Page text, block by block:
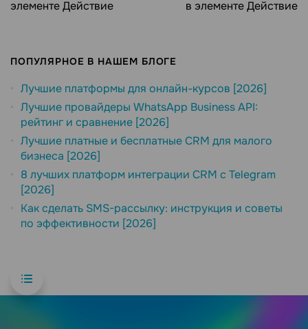
элементе Действие в элементе Действие
ПОПУЛЯРНОЕ В НАШЕМ БЛОГЕ
Лучшие платформы для онлайн-курсов [2026]
Лучшие провайдеры WhatsApp Business API:
рейтинг и сравнение [2026]
Лучшие платные и бесплатные CRM для малого
бизнеса [2026]
8 лучших платформ интеграции CRM с Telegram
[2026]
Как сделать SMS-рассылку: инструкция и советы
по эффективности [2026]